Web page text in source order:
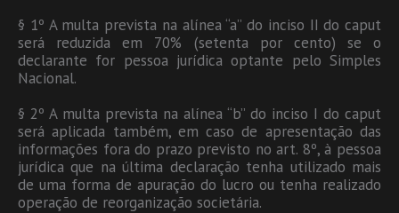
§ 1º A multa prevista na alínea “a” do inciso II do caput
será reduzida em 70% (setenta por cento) se o
declarante for pessoa jurídica optante pelo Simples
Nacional.
§ 2º A multa prevista na alínea “b” do inciso I do caput
será aplicada também, em caso de apresentação das
informações fora do prazo previsto no art. 8º, à pessoa
jurídica que na última declaração tenha utilizado mais
de uma forma de apuração do lucro ou tenha realizado
operação de reorganização societária.